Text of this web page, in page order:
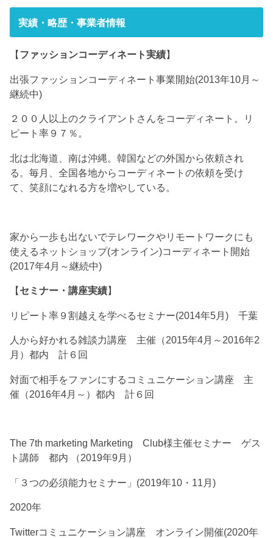
実績・略歴・事業者情報
【 ファッションコーディネート実績】
出張ファッションコーディネート事業開始(2013年10月～
継続中)
２００人以上のクライアントさんをコーディネート。リ
ピート率９７％。
北は北海道、南は沖縄。韓国などの外国から依頼され
る。毎月、全国各地からコーディネートの依頼を受け
て、笑顔になれる方を増やしている。
家から一歩も出ないでテレワークやリモートワークにも
使えるネットショップ(オンライン)コーディネート開始
(2017年4月～継続中)
【セミナー・講座実績】
リピート率９割越えを学べるセミナー(2014年5月) 千葉
人から好かれる雑談力講座 主催（2015年4月～2016年2
月）都内 計６回
対面で相手をファンにするコミュニケーション講座 主
催（2016年4月～）都内 計６回
The 7th marketing Marketing Club様主催セミナー ゲス
ト講師 都内 （2019年9月）
「３つの必須能力セミナー」(2019年10・11月)
2020年
Twitterコミュニケーション講座 オンライン開催(2020年